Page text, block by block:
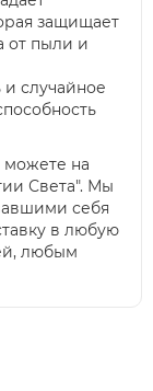
защищает
от пыли и
случайное
можете на
Света". Мы
себя
в любую
любым